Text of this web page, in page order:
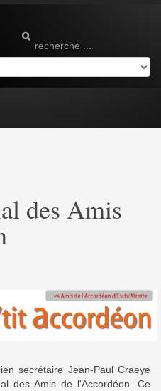
des Amis
secrétaire Jean-Paul Craeye
des Amis de l'Accordéon. Ce